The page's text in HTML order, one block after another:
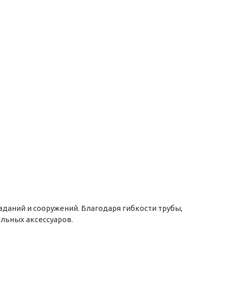
и сооружений. Благодаря гибкости трубы,
аксессуаров.